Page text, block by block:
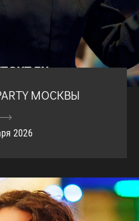
МОСКВЫ
2026